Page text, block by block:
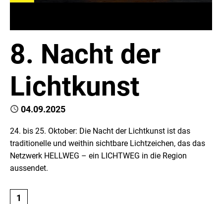
8. Nacht der
Lichtkunst
Published
04.09.2025
24. bis 25. Oktober: Die Nacht der Lichtkunst ist das
traditionelle und weithin sichtbare Lichtzeichen, das das
Netzwerk HELLWEG – ein LICHTWEG in die Region
aussendet.
1